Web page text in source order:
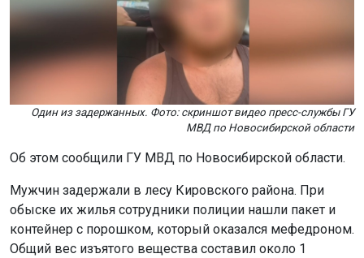
Один из задержанных. Фото: скриншот видео пресс-службы ГУ
МВД по Новосибирской области
Об этом сообщили ГУ МВД по Новосибирской области.
Мужчин задержали в лесу Кировского района. При
обыске их жилья сотрудники полиции нашли пакет и
контейнер с порошком, который оказался мефедроном.
Общий вес изъятого вещества составил около 1